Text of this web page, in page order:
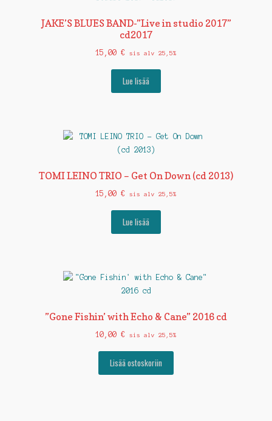
JAKE’S BLUES BAND-”Live in studio 2017”
cd2017
15,00 € sis alv 25,5%
Lue lisää
TOMI LEINO TRIO – Get On Down (cd 2013)
15,00 € sis alv 25,5%
Lue lisää
”Gone Fishin’ with Echo & Cane” 2016 cd
10,00 € sis alv 25,5%
Lisää ostoskoriin